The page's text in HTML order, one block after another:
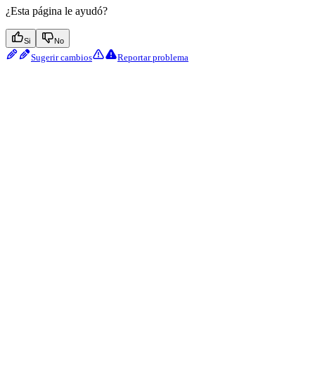
¿Esta página le ayudó?
Si No
Sugerir cambios Reportar problema